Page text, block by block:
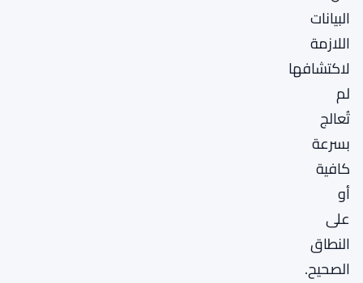
البيانات
اللازمة
لاكتشافها
لم
تُعالج
بسرعة
كافية
أو
على
النطاق
الصحيح.